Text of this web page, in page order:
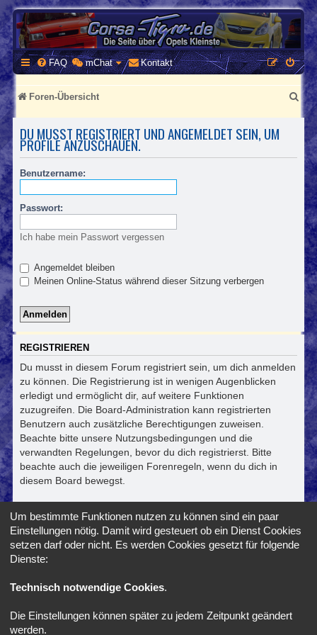
CORSA-TIGRA.DE
Homepage und Forum rund um Opel Corsa und Tigra
FAQ mChat Kontakt
Foren-Übersicht
S
u
h
DU MUSST REGISTRIERT UND ANGEMELDET SEIN, UM
PROFILE ANZUSCHAUEN.
Benutzername:
Passwort:
Ich habe mein Passwort vergessen
Angemeldet bleiben
Meinen Online-Status während dieser Sitzung verbergen
REGISTRIEREN
Du musst in diesem Forum registriert sein, um dich anmelden
zu können. Die Registrierung ist in wenigen Augenblicken
erledigt und ermöglicht dir, auf weitere Funktionen
zuzugreifen. Die Board-Administration kann registrierten
Benutzern auch zusätzliche Berechtigungen zuweisen.
Beachte bitte unsere Nutzungsbedingungen und die
verwandten Regelungen, bevor du dich registrierst. Bitte
beachte auch die jeweiligen Forenregeln, wenn du dich in
diesem Board bewegst.
Nutzungsbedingungen|Datenschutzerklärung
Registrieren
*SE Gamer Style byphpBB Styles
Um bestimmte Funktionen nutzen zu können sind ein paar
Einstellungen nötig. Damit wird gesteuert ob ein Dienst Cookies
setzen darf oder nicht. Es werden Cookies gesetzt für folgende
Dienste:
Technisch notwendige Cookies.
Die Einstellungen können später zu jedem Zeitpunkt geändert
werden.